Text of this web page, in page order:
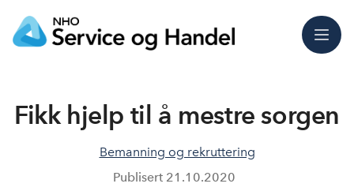
Meny
Fikk hjelp til å mestre sorgen
Bemanning og rekruttering
Publisert 21.10.2020